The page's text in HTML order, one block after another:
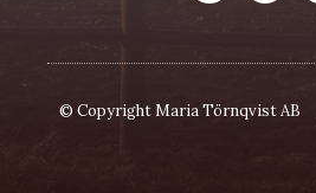
© Copyright Maria Törnqvist AB